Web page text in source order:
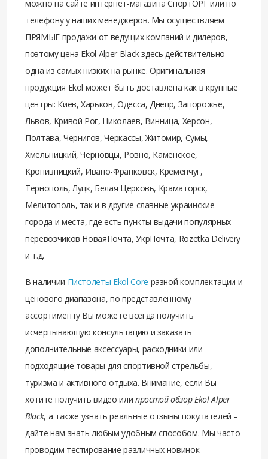
можно на сайте интернет-магазина СпортОРГ или по
телефону у наших менеджеров. Мы осуществляем
ПРЯМЫЕ продажи от ведущих компаний и дилеров,
поэтому цена Ekol Alper Black здесь действительно
одна из самых низких на рынке. Оригинальная
продукция Ekol может быть доставлена как в крупные
центры: Киев, Харьков, Одесса, Днепр, Запорожье,
Львов, Кривой Рог, Николаев, Винница, Херсон,
Полтава, Чернигов, Черкассы, Житомир, Сумы,
Хмельницкий, Черновцы, Ровно, Каменское,
Кропивницкий, Ивано-Франковск, Кременчуг,
Тернополь, Луцк, Белая Церковь, Краматорск,
Мелитополь, так и в другие славные украинские
города и места, где есть пункты выдачи популярных
перевозчиков НоваяПочта, УкрПочта, Rozetka Delivery
и т.д.
В наличии Пистолеты Ekol Core разной комплектации и
ценового диапазона, по представленному
ассортименту Вы можете всегда получить
исчерпывающую консультацию и заказать
дополнительные аксессуары, расходники или
подходящие товары для спортивной стрельбы,
туризма и активного отдыха. Внимание, если Вы
хотите получить видео или простой обзор Ekol Alper
Black, а также узнать реальные отзывы покупателей –
дайте нам знать любым удобным способом. Мы часто
проводим тестирование различных новинок